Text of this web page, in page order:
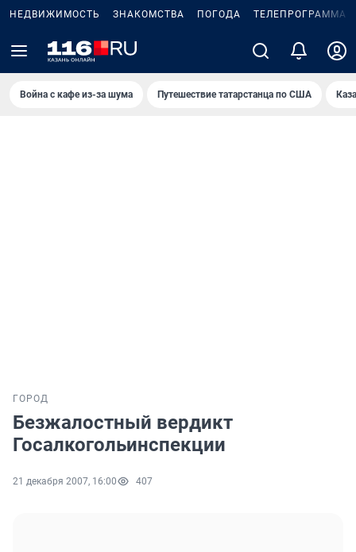
НЕДВИЖИМОСТЬ ЗНАКОМСТВА ПОГОДА ТЕЛЕПРОГРАММА
Война с кафе из-за шума Путешествие татарстанца по США
ГОРОД
Безжалостный вердикт
Госалкогольинспекции
21 декабря 2007, 16:00 407